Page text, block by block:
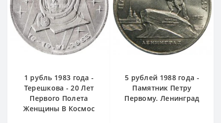
1 рубль 1983 года -
Терешкова - 20 Лет
Первого Полета
Женщины В Космос
5 рублей 1988 года -
Памятник Петру
Первому. Ленинград